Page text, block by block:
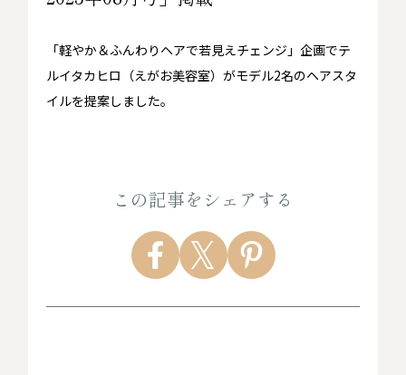
「軽やか＆ふんわりヘアで若見えチェンジ」企画でテ
ルイタカヒロ（えがお美容室）がモデル2名のヘアスタ
イルを提案しました。
この記事をシェアする